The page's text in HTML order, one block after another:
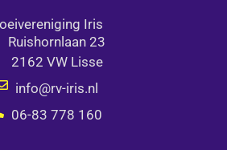
Iris
Ruishornlaan 23
2162 VW Lisse
info@rv-iris.nl
06-83 778 160